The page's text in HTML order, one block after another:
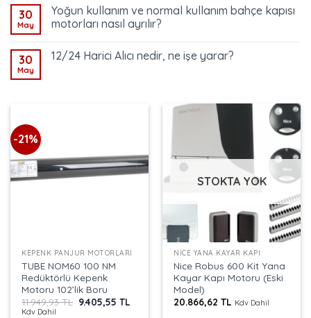
30
May
Yoğun kullanım ve normal kullanım bahçe kapısı
motorları nasıl ayrılır?
30
May
12/24 Harici Alıcı nedir, ne işe yarar?
-21%
KEPENK PANJUR MOTORLARI
TUBE NOM60 100 NM
Redüktörlü Kepenk
Motoru 102’lik Boru
11.949,93TL Orijinal
9.405,55TL
Kdv Dahil
STOKTA YOK
NICE YANA KAYAR KAPI
Nice Robus 600 Kit Yana
Kayar Kapı Motoru (Eski
Model)
20.866,62TL Kdv Dahil